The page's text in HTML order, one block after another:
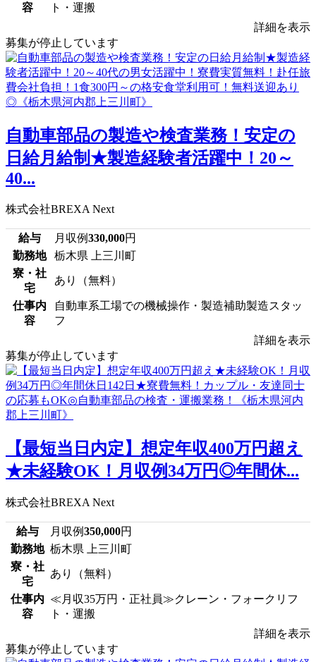
容
ト・運搬
詳細を表示
募集が停止しています
自動車部品の製造や検査業務！安定の
日給月給制★製造経験者活躍中！20～
40...
株式会社BREXA Next
給与 月収例330,000円
勤務地
栃木県 上三川町
寮・社
宅
あり（無料）
仕事内
容
自動車系工場での機械操作・製造補助製造スタッ
フ
詳細を表示
募集が停止しています
【最短当日内定】想定年収400万円超え
★未経験OK！月収例34万円◎年間休...
株式会社BREXA Next
給与 月収例350,000円
勤務地 栃木県 上三川町
寮・社
宅
あり（無料）
仕事内
容
≪月収35万円・正社員≫クレーン・フォークリフ
ト・運搬
詳細を表示
募集が停止しています